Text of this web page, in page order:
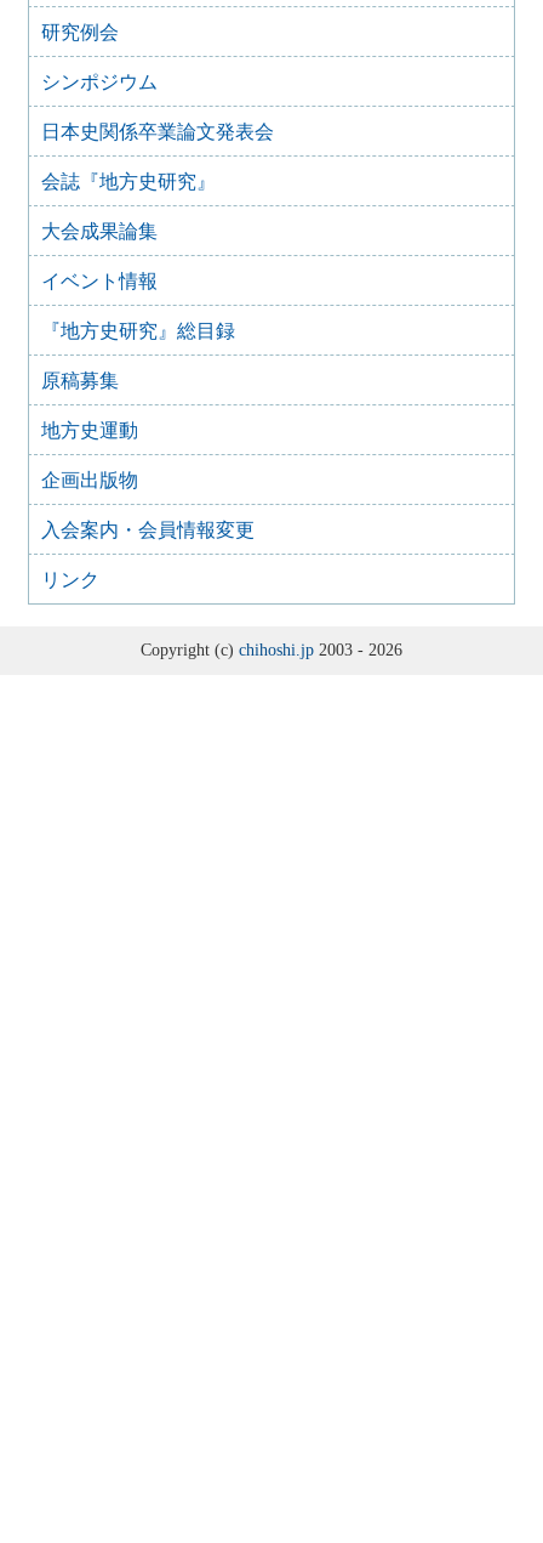
事務局臨時休室のお知らせ【重要】
2020年4月6日
事務局開室日変更のお知らせ【重要】
臨時休室のお知らせ（4月7日・10日）
2020年3月26日
臨時休室のお知らせ
2019年12月20日
臨時休室のお知らせ
研究例会
シンポジウム
日本史関係卒業論文発表会
会誌『地方史研究』
大会成果論集
イベント情報
『地方史研究』総目録
原稿募集
地方史運動
企画出版物
入会案内・会員情報変更
リンク
Copyright (c) chihoshi.jp 2003 - 2026